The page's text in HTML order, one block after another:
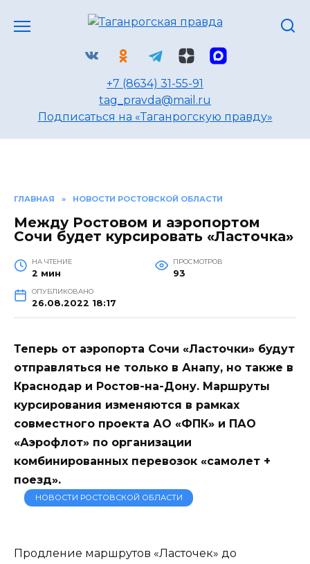
+7 (8634) 31-55-91
tag_pravda@mail.ru
Подписаться на «Таганрогскую правду»
ГЛАВНАЯ » НОВОСТИ РОСТОВСКОЙ ОБЛАСТИ
Между Ростовом и аэропортом
Сочи будет курсировать «Ласточка»
НА ЧТЕНИЕ
2 мин
ПРОСМОТРОВ
93
ОПУБЛИКОВАНО
26.08.2022 18:17
Теперь от аэропорта Сочи «Ласточки» будут
отправляться не только в Анапу, но также в
Краснодар и Ростов-на-Дону. Маршруты
курсирования изменяются в рамках
совместного проекта АО «ФПК» и ПАО
«Аэрофлот» по организации
комбинированных перевозок «самолет +
поезд».
НОВОСТИ РОСТОВСКОЙ ОБЛАСТИ
Продление маршрутов «Ласточек» до